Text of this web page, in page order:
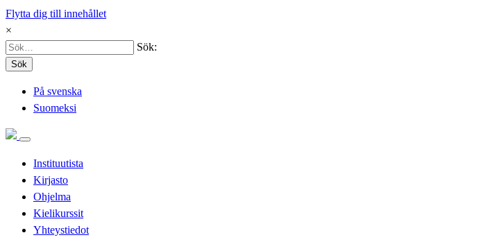
Flytta dig till innehållet
×
Sök:
Sök
På svenska
Suomeksi
Instituutista
Kirjasto
Ohjelma
Kielikurssit
Yhteystiedot